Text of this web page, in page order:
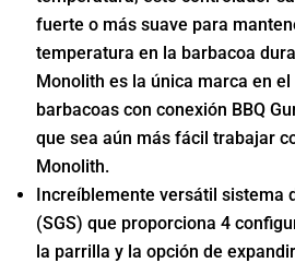
fuerte o más suave para
temperatura en la barbacoa
Monolith es la única marca en
barbacoas con conexión BBQ
que sea aún más fácil trabajar
Monolith.
Increíblemente versátil sistema
(SGS) que proporciona 4
la parrilla y la opción de